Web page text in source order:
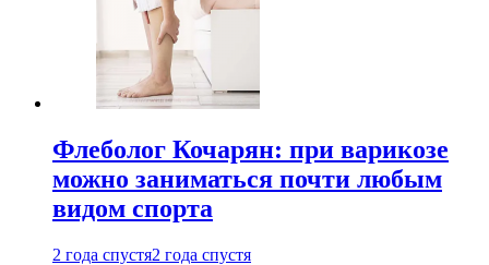
Флеболог Кочарян: при варикозе
можно заниматься почти любым
видом спорта
2 года спустя2 года спустя